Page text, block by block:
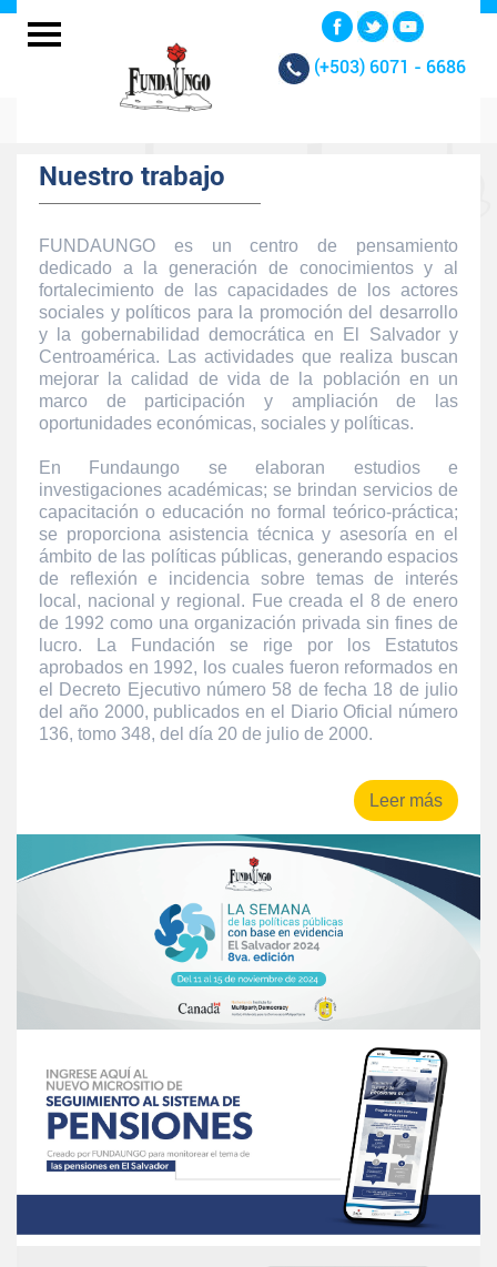
(+503) 6071 - 6686
Nuestro trabajo
FUNDAUNGO es un centro de pensamiento
dedicado a la generación de conocimientos y al
fortalecimiento de las capacidades de los actores
sociales y políticos para la promoción del desarrollo
y la gobernabilidad democrática en El Salvador y
Centroamérica. Las actividades que realiza buscan
mejorar la calidad de vida de la población en un
marco de participación y ampliación de las
oportunidades económicas, sociales y políticas.
En Fundaungo se elaboran estudios e
investigaciones académicas; se brindan servicios de
capacitación o educación no formal teórico-práctica;
se proporciona asistencia técnica y asesoría en el
ámbito de las políticas públicas, generando espacios
de reflexión e incidencia sobre temas de interés
local, nacional y regional. Fue creada el 8 de enero
de 1992 como una organización privada sin fines de
lucro. La Fundación se rige por los Estatutos
aprobados en 1992, los cuales fueron reformados en
el Decreto Ejecutivo número 58 de fecha 18 de julio
del año 2000, publicados en el Diario Oficial número
136, tomo 348, del día 20 de julio de 2000.
Leer más